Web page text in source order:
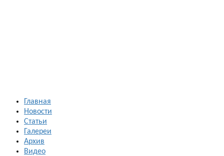
Главная
Новости
Статьи
Галереи
Архив
Видео